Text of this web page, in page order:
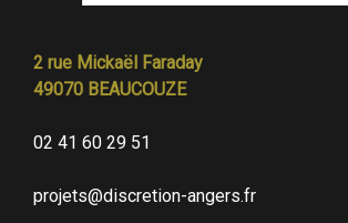
2 rue Mickaël Faraday
49070 BEAUCOUZE
02 41 60 29 51
projets@discretion-angers.fr